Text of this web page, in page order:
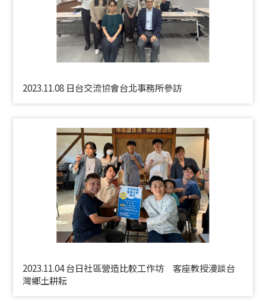
2023.11.08 日台交流協會台北事務所參訪
2023.11.04 台日社區營造比較工作坊 客座教授漫談台
灣鄉土耕耘